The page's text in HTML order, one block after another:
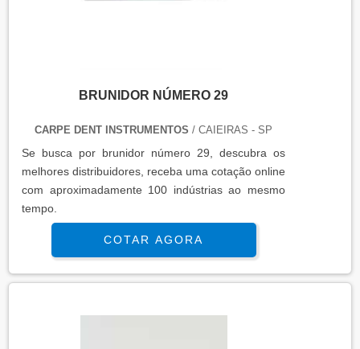
BRUNIDOR NÚMERO 29
CARPE DENT INSTRUMENTOS / CAIEIRAS - SP
Se busca por brunidor número 29, descubra os
melhores distribuidores, receba uma cotação online
com aproximadamente 100 indústrias ao mesmo
tempo.
COTAR AGORA